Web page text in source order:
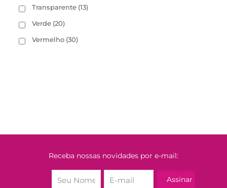
Transparente (13)
Verde (20)
Vermelho (30)
Receba nossas novidades por e-mail: